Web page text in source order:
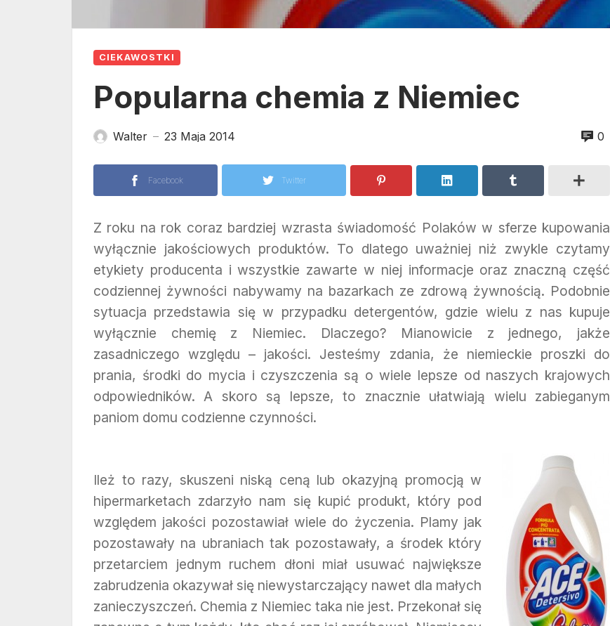
CIEKAWOSTKI
Popularna chemia z Niemiec
Walter — 23 Maja 2014 0
Facebook Twitter
Z roku na rok coraz bardziej wzrasta świadomość Polaków w sferze kupowania
wyłącznie jakościowych produktów. To dlatego uważniej niż zwykle czytamy
etykiety producenta i wszystkie zawarte w niej informacje oraz znaczną część
codziennej żywności nabywamy na bazarkach ze zdrową żywnością. Podobnie
sytuacja przedstawia się w przypadku detergentów, gdzie wielu z nas kupuje
wyłącznie chemię z Niemiec. Dlaczego? Mianowicie z jednego, jakże
zasadniczego względu – jakości. Jesteśmy zdania, że niemieckie proszki do
prania, środki do mycia i czyszczenia są o wiele lepsze od naszych krajowych
odpowiedników. A skoro są lepsze, to znacznie ułatwiają wielu zabieganym
paniom domu codzienne czynności.
Ileż to razy, skuszeni niską ceną lub okazyjną promocją w
hipermarketach zdarzyło nam się kupić produkt, który pod
względem jakości pozostawiał wiele do życzenia. Plamy jak
pozostawały na ubraniach tak pozostawały, a środek który
przetarciem jednym ruchem dłoni miał usuwać największe
zabrudzenia okazywał się niewystarczający nawet dla małych
zanieczyszczeń. Chemia z Niemiec taka nie jest. Przekonał się